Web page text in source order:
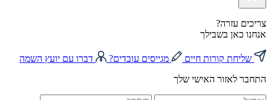
צריכים עזרה?
אנחנו כאן בשבילך
שליחת קורות חיים מגייסים עובדים?
דברו עם יועץ השמה
התחבר לאזור האישי שלך